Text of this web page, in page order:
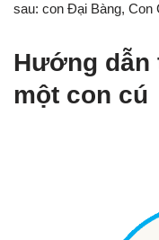
sau: con Đại Bàng, Con
Hướng
một con cú